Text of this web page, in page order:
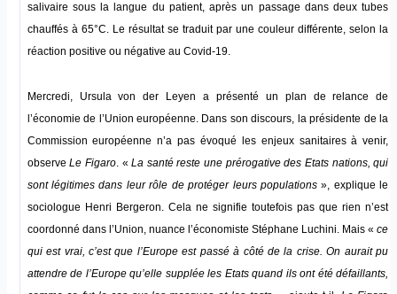
salivaire sous la langue du patient, après un passage dans deux tubes
chauffés à 65°C. Le résultat se traduit par une couleur différente, selon la
réaction positive ou négative au Covid-19.
Mercredi, Ursula von der Leyen a présenté un plan de relance de
l’économie de l’Union européenne. Dans son discours, la présidente de la
Commission européenne n’a pas évoqué les enjeux sanitaires à venir,
observeLe Figaro. «La santé reste une prérogative des Etats nations, qui
sont légitimes dans leur rôle de protéger leurs populations», explique le
sociologue Henri Bergeron. Cela ne signifie toutefois pas que rien n’est
coordonné dans l’Union, nuance l’économiste Stéphane Luchini. Mais «ce
qui est vrai, c’est que l’Europe est passé à côté de la crise. On aurait pu
attendre de l’Europe qu’elle supplée les Etats quand ils ont été défaillants,